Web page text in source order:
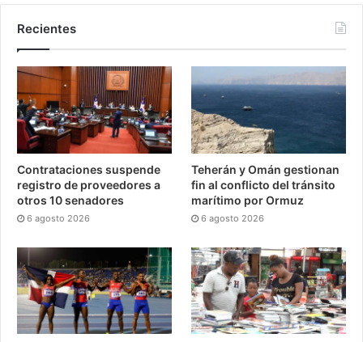
Recientes
Contrataciones suspende
registro de proveedores a
otros 10 senadores
6 agosto 2026
Teherán y Omán gestionan
fin al conflicto del tránsito
marítimo por Ormuz
6 agosto 2026